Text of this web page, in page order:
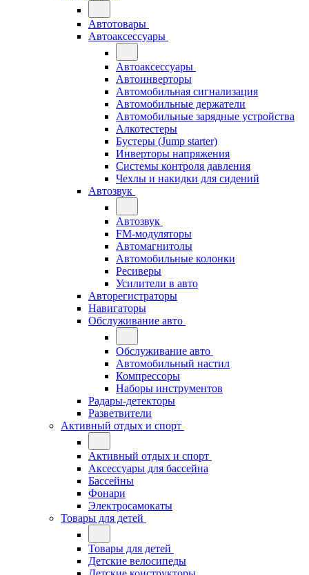
Автотовары
Автоаксессуары
Автоаксессуары
Автоинверторы
Автомобильная сигнализация
Автомобильные держатели
Автомобильные зарядные устройства
Алкотестеры
Бустеры (Jump starter)
Инверторы напряжения
Системы контроля давления
Чехлы и накидки для сидений
Автозвук
Автозвук
FM-модуляторы
Автомагнитолы
Автомобильные колонки
Ресиверы
Усилители в авто
Авторегистраторы
Навигаторы
Обслуживание авто
Обслуживание авто
Автомобильный настил
Компрессоры
Наборы инструментов
Радары-детекторы
Разветвители
Активный отдых и спорт
Активный отдых и спорт
Аксессуары для бассейна
Бассейны
Фонари
Электросамокаты
Товары для детей
Товары для детей
Детские велосипеды